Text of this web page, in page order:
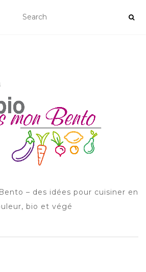
LA NAVIGATION
– des idées pour cuisiner en
bio et végé